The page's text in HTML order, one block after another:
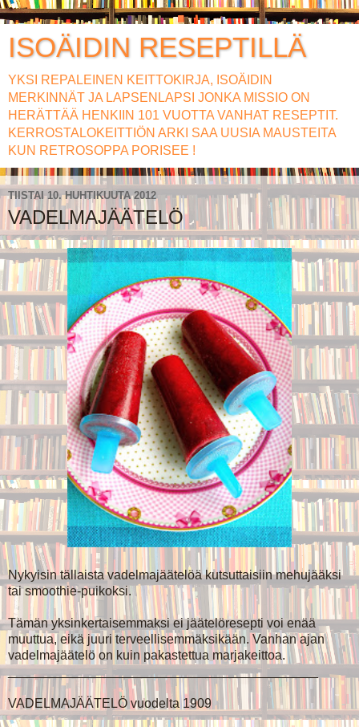
ISOÄIDIN RESEPTILLÄ
YKSI REPALEINEN KEITTOKIRJA, ISOÄIDIN
MERKINNÄT JA LAPSENLAPSI JONKA MISSIO ON
HERÄTTÄÄ HENKIIN 101 VUOTTA VANHAT RESEPTIT.
KERROSTALOKEITTIÖN ARKI SAA UUSIA MAUSTEITA
KUN RETROSOPPA PORISEE !
TIISTAI 10. HUHTIKUUTA 2012
VADELMAJÄÄTELÖ
Nykyisin tällaista vadelmajäätelöä kutsuttaisiin mehujääksi
tai smoothie-puikoksi.
Tämän yksinkertaisemmaksi ei jäätelöresepti voi enää
muuttua, eikä juuri terveellisemmäksikään. Vanhan ajan
vadelmajäätelö on kuin pakastettua marjakeittoa.
___________________________________________
VADELMAJÄÄTELÖ vuodelta 1909